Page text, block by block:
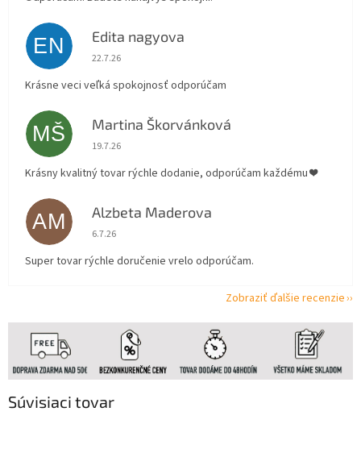
Súvisiaci tovar
EN Edita nagyova
Hodnotenie obchodu je 5 z 5 hviezdičiek.
22.7.26
Krásne veci veľká spokojnosť odporúčam
MŠ Martina Škorvánková
Hodnotenie obchodu je 5 z 5 hviezdičiek.
19.7.26
Krásny kvalitný tovar rýchle dodanie, odporúčam každému ❤️
AM Alzbeta Maderova
Hodnotenie obchodu je 5 z 5 hviezdičiek.
6.7.26
Super tovar rýchle doručenie vrelo odporúčam.
Zobraziť ďalšie recenzie